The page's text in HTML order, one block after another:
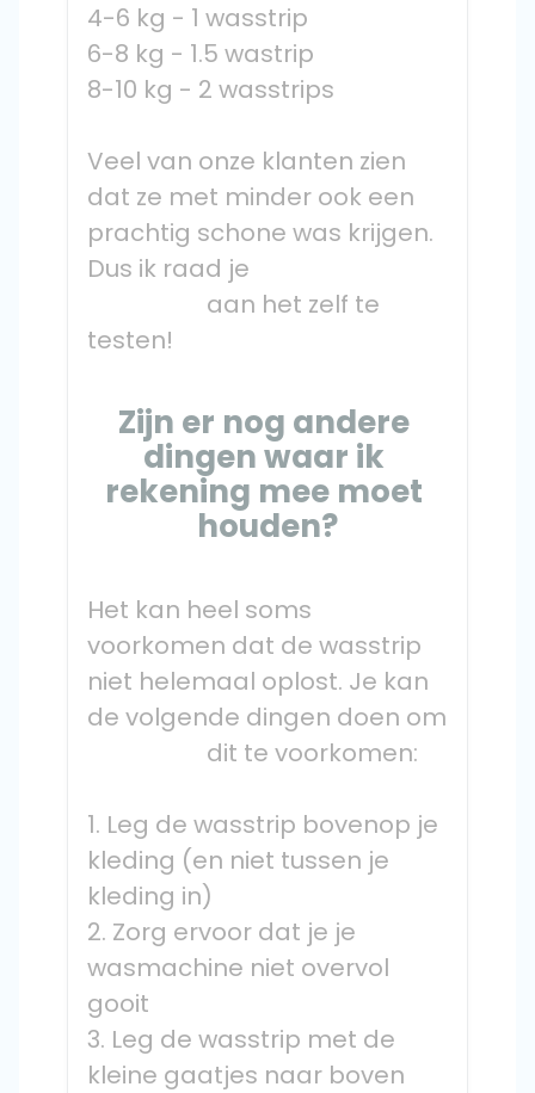
4-6 kg - 1 wasstrip
6-8 kg - 1.5 wastrip
8-10 kg - 2 wasstrips
Veel van onze klanten zien
dat ze met minder ook een
prachtig schone was krijgen.
Dus ik raad je
testen!
Zijn er nog andere
dingen waar ik
rekening mee moet
houden?
Het kan heel soms
voorkomen dat de wasstrip
niet helemaal oplost. Je kan
de volgende dingen doen om
                    dit te voorkomen:
1. Leg de wasstrip bovenop je
kleding (en niet tussen je
kleding in)
2. Zorg ervoor dat je je
wasmachine niet overvol
gooit
3. Leg de wasstrip met de
kleine gaatjes naar boven